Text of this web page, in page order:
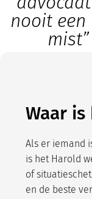
nooit een
mist”
Waar
Als er iemand
is het Harold
of
en de beste